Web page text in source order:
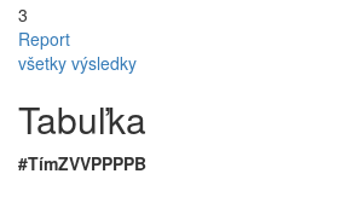
3
Report
všetky výsledky
Tabuľka
#TímZVVPPPPB